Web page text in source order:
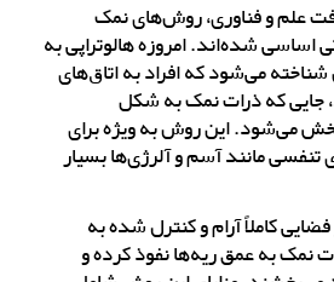
علم و فناوری، روش‌های نمک
اساسی شده‌اند. امروزه هالوتراپی به
می‌شود که افراد به اتاق‌های
که ذرات نمک به شکل
می‌شود. این روش به ویژه برای
تنفسی مانند آسم و آلرژی‌ها بسیار
فضایی کاملاً آرام و کنترل شده به
نمک به عمق ریه‌ها نفوذ کرده و